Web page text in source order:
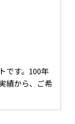
です。100年
績から、ご希